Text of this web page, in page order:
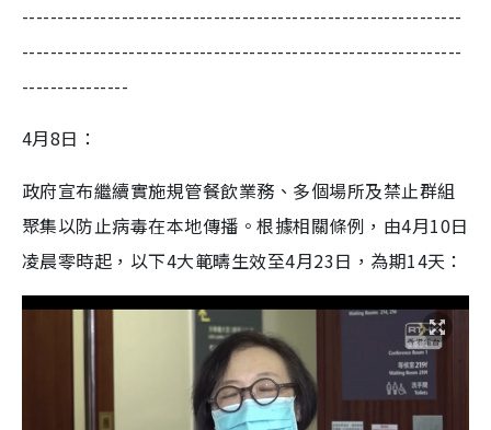
--------------------------------------------------------------
--------------------------------------------------------------
---------------
4月8日：
政府宣布繼續實施規管餐飲業務、多個場所及禁止群組
聚集以防止病毒在本地傳播。根據相關條例，由4月10日
凌晨零時起，以下4大範疇生效至4月23日，為期14天：